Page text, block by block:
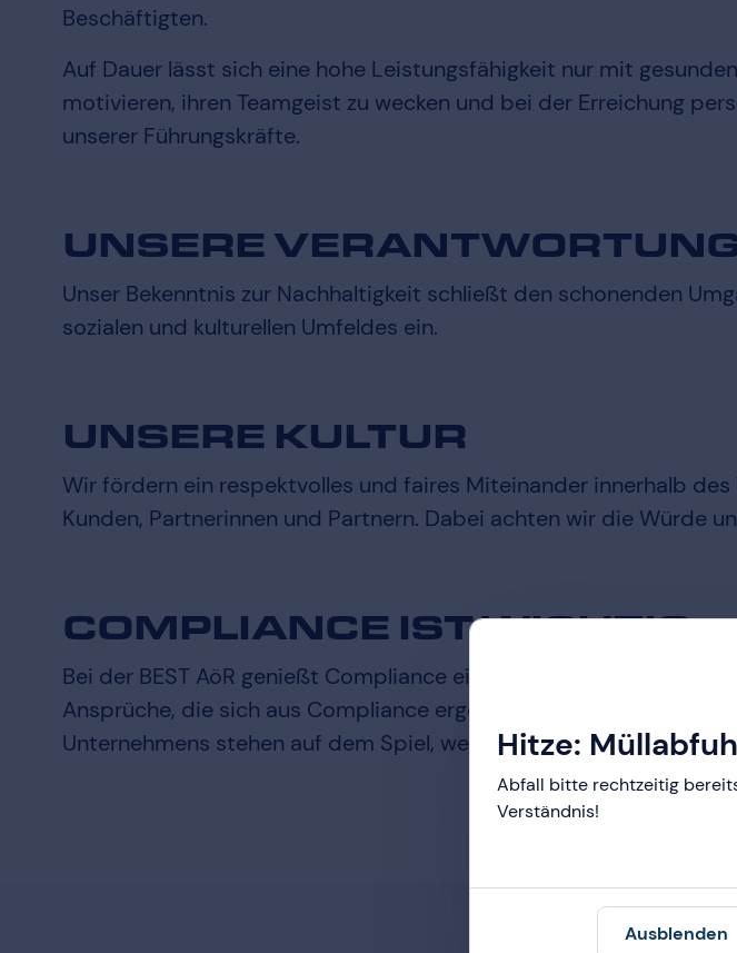
Beschäftigten.
Auf Dauer lässt sich eine hohe Leistungsfähigkeit nur mit
motivieren, ihren Teamgeist zu wecken und bei der Erreichung
unserer Führungskräfte.
UNSERE
Unser Bekenntnis zur Nachhaltigkeit schließt den schonenden
sozialen und kulturellen Umfeldes ein.
UNSERE KULTUR
Wir fördern ein respektvolles und faires Miteinander innerhalb
Kunden, Partnerinnen und Partnern. Dabei achten wir die Würde
COMPLIANCE IST WICHTIG
Bei der BEST AöR genießt Compliance einen hohen Stellenwert.
Ansprüche, die sich aus Compliance ergeben, sehr ernst. Der
Unternehmens stehen auf dem Spiel, wenn Regelverstöße
Hitze:
Abfall bitte rechtzeitig
Verständnis!
Ausblenden